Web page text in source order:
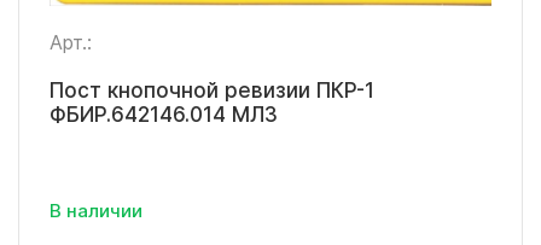
Арт.:
Пост кнопочной ревизии ПКР-1
ФБИР.642146.014 МЛЗ
В наличии